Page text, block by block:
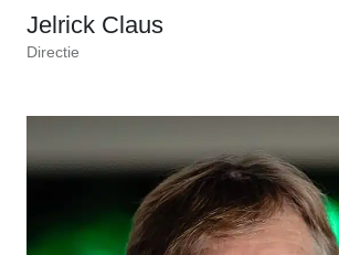
Jelrick Claus
Directie
JOIN THE FAMILY!
BEKIJK ONZE VACATURES